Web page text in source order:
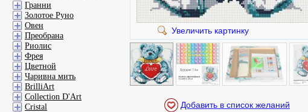
Увеличить картинку
Гранни
Золотое Руно
Овен
Преобрана
Риолис
Фрея
Цветной
Чаривна мить
BrilliArt
Collection D'Art
Cristal